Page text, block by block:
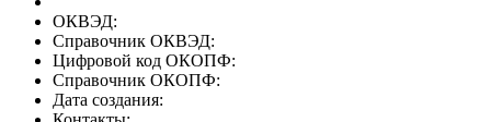
ОКВЭД:
Справочник ОКВЭД:
Цифровой код ОКОПФ:
Справочник ОКОПФ:
Дата создания: